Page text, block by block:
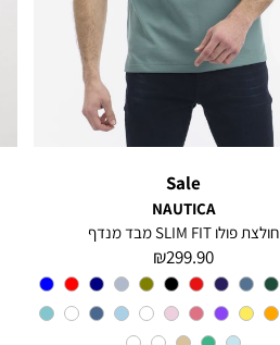
Sale
NAUTICA
חולצת פולו SLIM FIT מבד מנדף
מחיר
מוצר
299.90 ₪
צבע
A6M